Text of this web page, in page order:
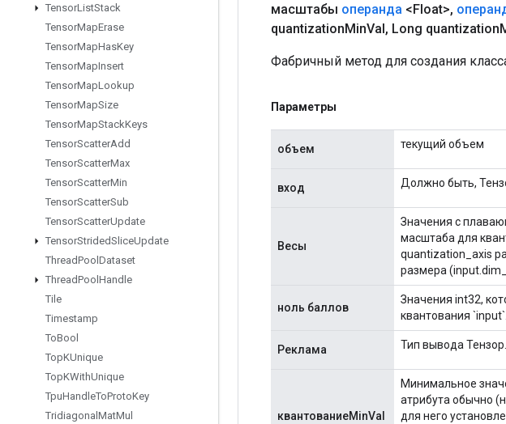
TensorListStack
TensorMapErase
TensorMapHasKey
TensorMapInsert
TensorMapLookup
TensorMapSize
TensorMapStackKeys
TensorScatterAdd
TensorScatterMax
TensorScatterMin
TensorScatterSub
TensorScatterUpdate
TensorStridedSliceUpdate
ThreadPool Dataset
ThreadPool Handle
Tile
Timestamp
ToBool
TopKUnique
TopKWithUnique
TpuHandleToProtoKey
Tridiagonal MatMul
масштабы операнда <Float>,
quantizationMinVal, Long quantization
Фабричный метод для создания
Параметры
объем текущий объем
вход Должно быть,
Весы
Значения с
масштаба для
quantization_axis
размера
ноль баллов
Значения int32,
квантования
Реклама Тип вывода
квантованиеMinVal
Минимальное
атрибута обычно
для него